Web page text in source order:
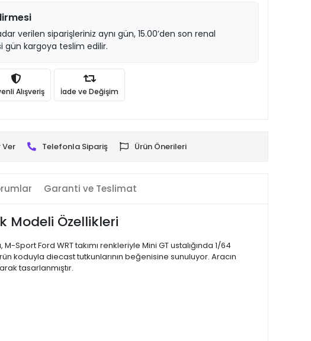
verilen siparişleriniz aynı gün, 15.00’den son renal
gün kargoya teslim edilir.
Alışveriş İade ve Değişim
Ver Telefonla Sipariş Ürün Önerileri
Garanti ve Teslimat
Modeli Özellikleri
Sport Ford WRT takımı renkleriyle Mini GT ustalığında 1/64
koduyla diecast tutkunlarının beğenisine sunuluyor. Aracın
tasarlanmıştır.